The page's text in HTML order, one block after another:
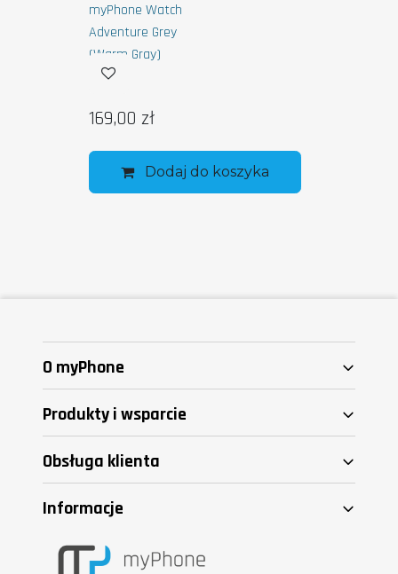
myPhone Watch
Adventure Grey
(Warm Gray)
169,00 zł
Dodaj do koszyka
O myPhone
Produkty i wsparcie
Obsługa klienta
Informacje